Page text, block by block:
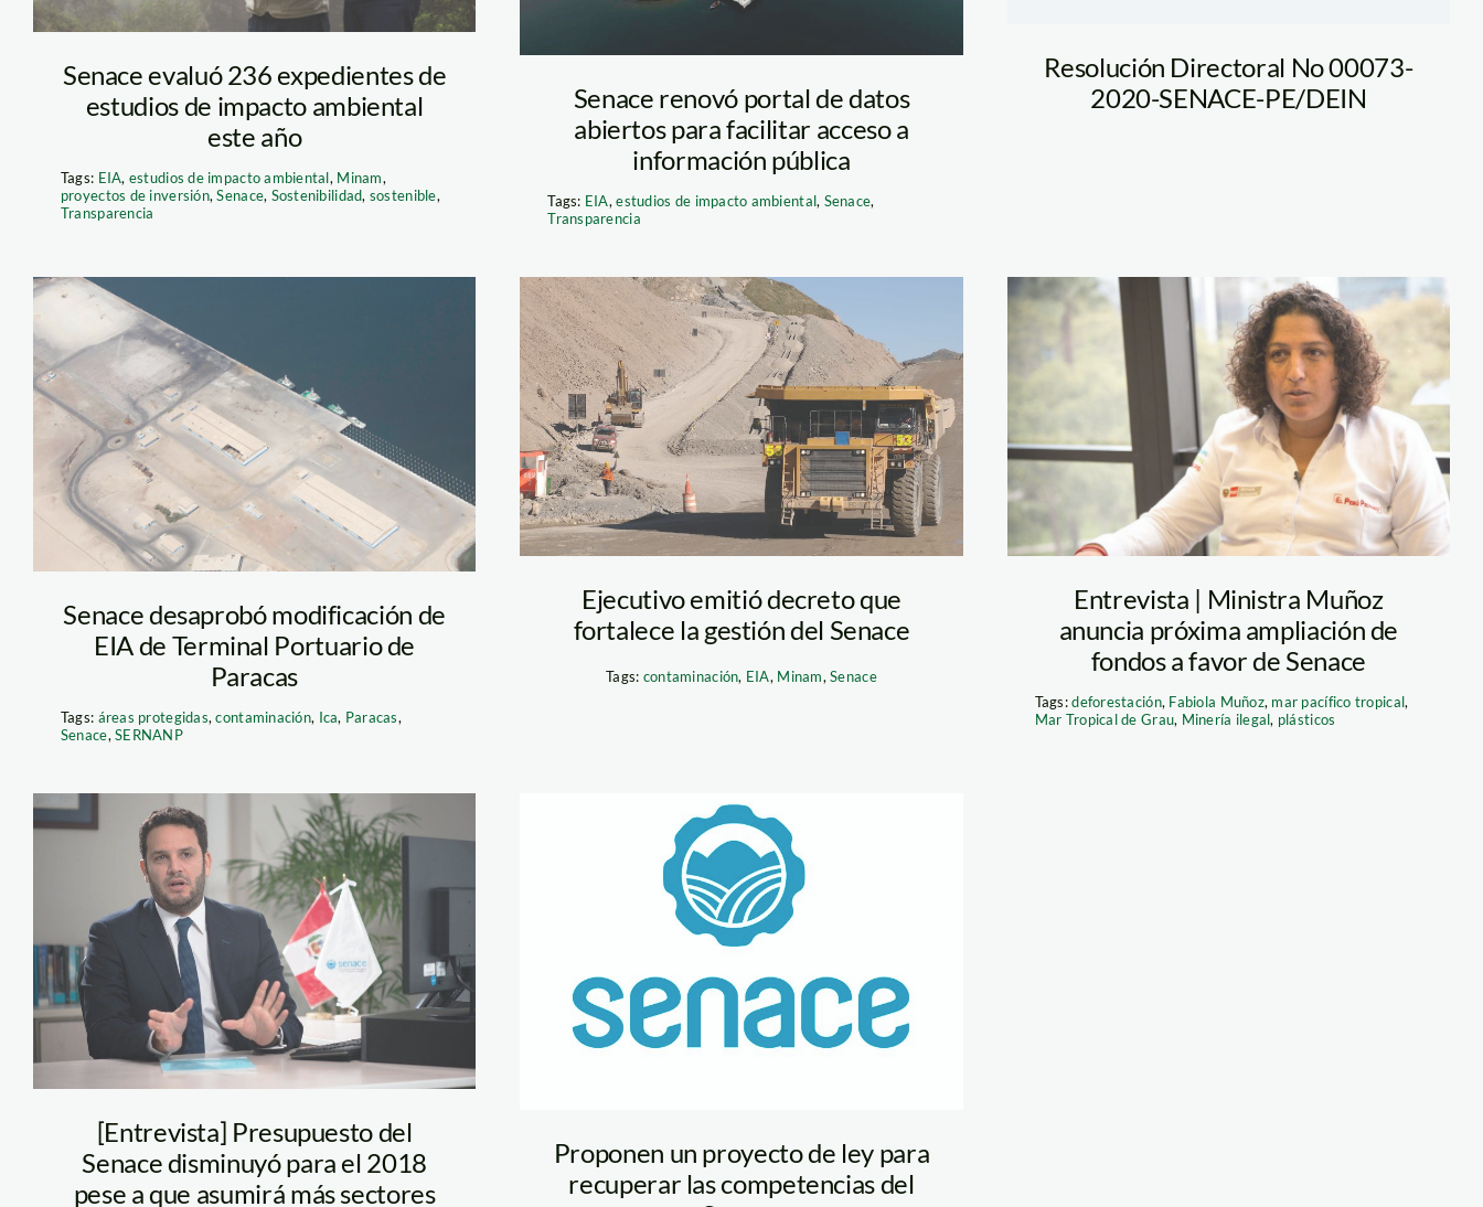
Senace evaluó 236 expedientes de
estudios de impacto ambiental
este año
Tags: EIA, estudios de impacto ambiental, Minam,
proyectos de inversión,Senace, Sostenibilidad, sostenible,
Transparencia
Senace renovó portal de datos
abiertos para facilitar acceso a
información pública
Tags: EIA,estudios de impacto ambiental, Senace,
Transparencia
Resolución Directoral No 00073-
2020-SENACE-PE/DEIN
terminal-
portuario-de-
paracas1
Senace desaprobó modificación de
EIA de Terminal Portuario de
Paracas
Tags: áreas protegidas,contaminación, Ica, Paracas,
Senace,SERNANP
mineria – andina
Ejecutivo emitió decreto que
fortalece la gestión del Senace
Tags: contaminación, EIA, Minam,Senace
Entrevista | Ministra Muñoz
anuncia próxima ampliación de
fondos a favor de Senace
Tags:deforestación, Fabiola Muñoz, mar pacífico tropical,
Mar Tropical de Grau, Minería ilegal, plásticos
Patrick Wieland,
jefe del Senace
[Entrevista] Presupuesto del
Senace disminuyó para el 2018
pese a que asumirá más sectores
senace_actualidad_ambiental_4
Proponen un proyecto de ley para
recuperar las competencias del